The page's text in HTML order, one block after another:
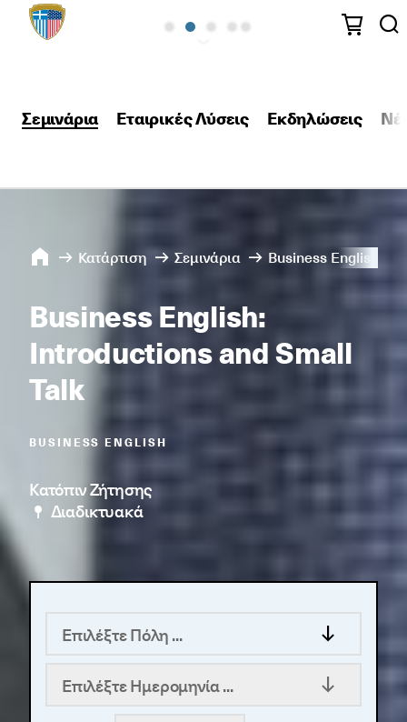
Σεμινάρια Εταιρικές Λύσεις Εκδηλώσεις
Κατάρτιση Σεμινάρια Business English:
Business English:
Introductions and Small
Talk
BUSINESS ENGLISH
Κατόπιν Ζήτησης
Διαδικτυακά
Επιλέξτε Πόλη ...
Επιλέξτε Ημερομηνία ...